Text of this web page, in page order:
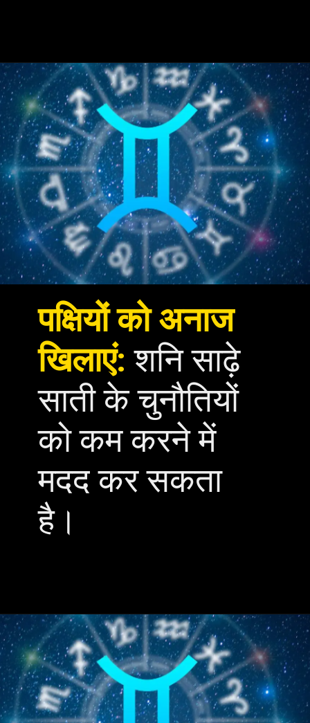
पक्षियों को अनाज
खिलाएं: शनि साढ़े
साती के चुनौतियों
को कम करने में
मदद कर सकता
है।